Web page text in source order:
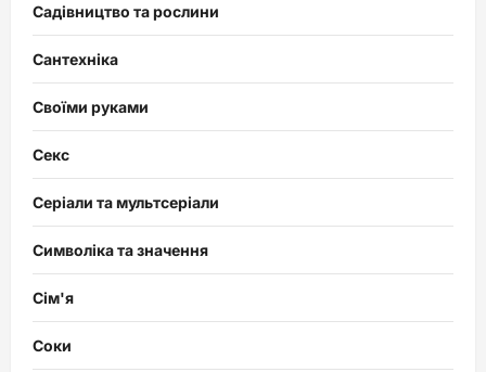
Садівництво та рослини
Сантехніка
Своїми руками
Секс
Серіали та мультсеріали
Символіка та значення
Сім'я
Соки